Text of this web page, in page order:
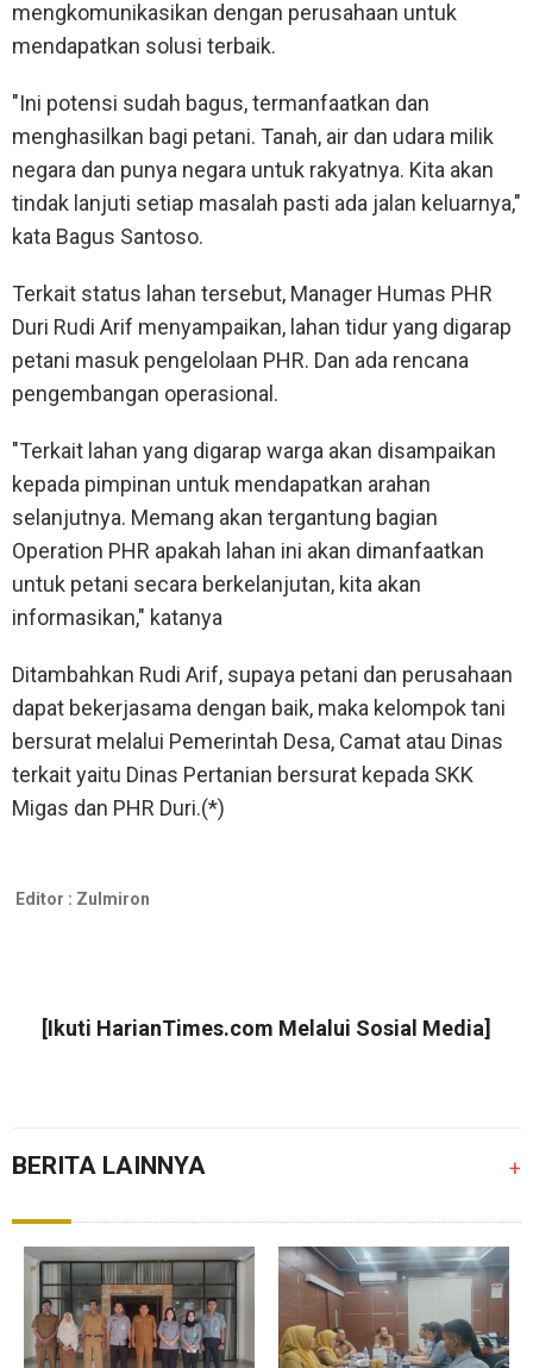
mengkomunikasikan dengan perusahaan untuk
mendapatkan solusi terbaik.
"Ini potensi sudah bagus, termanfaatkan dan
menghasilkan bagi petani. Tanah, air dan udara milik
negara dan punya negara untuk rakyatnya. Kita akan
tindak lanjuti setiap masalah pasti ada jalan keluarnya,"
kata Bagus Santoso.
Terkait status lahan tersebut, Manager Humas PHR
Duri Rudi Arif menyampaikan, lahan tidur yang digarap
petani masuk pengelolaan PHR. Dan ada rencana
pengembangan operasional.
"Terkait lahan yang digarap warga akan disampaikan
kepada pimpinan untuk mendapatkan arahan
selanjutnya. Memang akan tergantung bagian
Operation PHR apakah lahan ini akan dimanfaatkan
untuk petani secara berkelanjutan, kita akan
informasikan," katanya
Ditambahkan Rudi Arif, supaya petani dan perusahaan
dapat bekerjasama dengan baik, maka kelompok tani
bersurat melalui Pemerintah Desa, Camat atau Dinas
terkait yaitu Dinas Pertanian bersurat kepada SKK
Migas dan PHR Duri.(*)
Editor : Zulmiron
[Ikuti HarianTimes.com Melalui Sosial Media]
BERITA LAINNYA +